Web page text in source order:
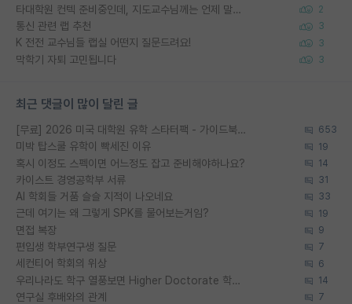
타대학원 컨텍 준비중인데, 지도교수님께는 언제 말씀드려야 할까요? 2
통신 관련 랩 추천 3
K 전전 교수님들 랩실 어떤지 질문드려요! 3
막학기 자퇴 고민됩니다 3
최근 댓글이 많이 달린 글
[무료] 2026 미국 대학원 유학 스타터팩 - 가이드북 & 합격자 컨택메일 템플릿 653
미박 탑스쿨 유학이 빡세진 이유 19
혹시 이정도 스펙이면 어느정도 잡고 준비해야하나요? 14
카이스트 경영공학부 서류 31
AI 학회들 거품 슬슬 지적이 나오네요 33
근데 여기는 왜 그렇게 SPK를 물어보는거임? 19
면접 복장 9
편입생 학부연구생 질문 7
세컨티어 학회의 위상 6
우리나라도 학구 열풍보면 Higher Doctorate 학위가 필요하다고 봅니다. 14
연구실 후배와의 관계 7